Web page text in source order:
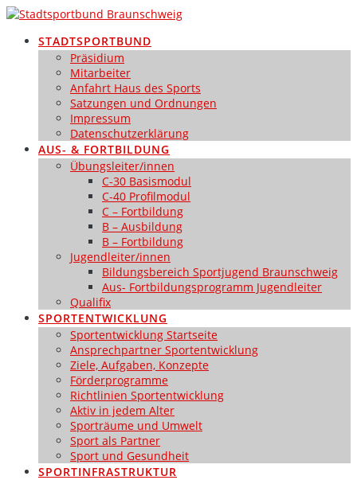
Zum
springenSTADTSPORTBUND
Präsidium
Mitarbeiter
Anfahrt Haus des Sports
Satzungen und Ordnungen
Impressum
Datenschutzerklärung
AUS- & FORTBILDUNG
Übungsleiter/innen
C-30 Basismodul
C-40 Profilmodul
C – Fortbildung
B – Ausbildung
B – Fortbildung
Jugendleiter/innen
Bildungsbereich Sportjugend Braunschweig
Aus- Fortbildungsprogramm Jugendleiter
Qualifix
SPORTENTWICKLUNG
Sportentwicklung Startseite
Ansprechpartner Sportentwicklung
Ziele, Aufgaben, Konzepte
Förderprogramme
Richtlinien Sportentwicklung
Aktiv in jedem Alter
Sporträume und Umwelt
Sport als Partner
Sport und Gesundheit
SPORTINFRASTRUKTUR